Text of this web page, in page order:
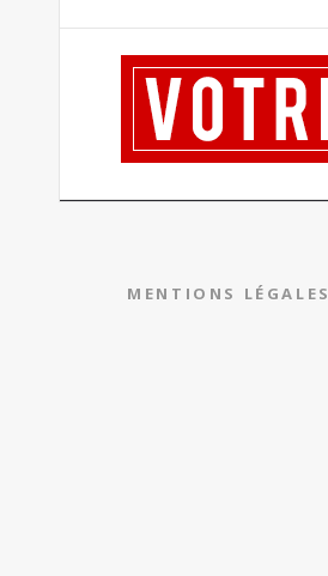
MENTIONS LÉGALES